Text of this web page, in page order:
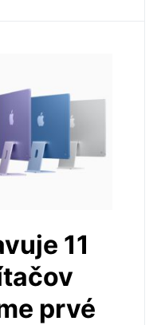
11
prvé